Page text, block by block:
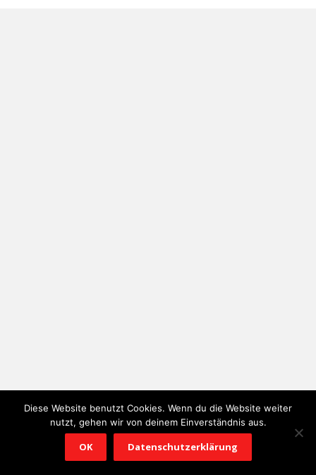
Diese Website benutzt Cookies. Wenn du die Website weiter
nutzt, gehen wir von deinem Einverständnis aus.
OK Datenschutzerklärung